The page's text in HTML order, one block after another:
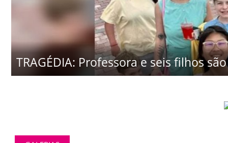
TRAGÉDIA: Professora e seis filhos